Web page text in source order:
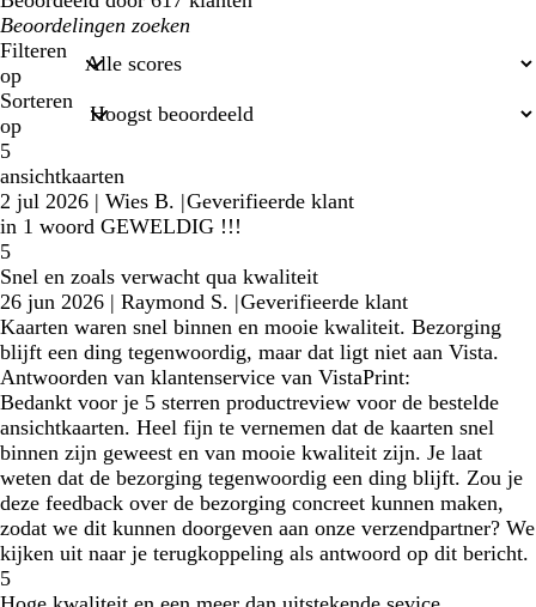
Mijn
zoekopdrachten
Filteren
op
Sorteren
op
5
ansichtkaarten
2 jul 2026 | Wies B. |Geverifieerde klant
in 1 woord GEWELDIG !!!
5
Snel en zoals verwacht qua kwaliteit
26 jun 2026 | Raymond S. |Geverifieerde klant
Kaarten waren snel binnen en mooie kwaliteit. Bezorging
blijft een ding tegenwoordig, maar dat ligt niet aan Vista.
Antwoorden van klantenservice van VistaPrint:
Bedankt voor je 5 sterren productreview voor de bestelde
ansichtkaarten. Heel fijn te vernemen dat de kaarten snel
binnen zijn geweest en van mooie kwaliteit zijn. Je laat
weten dat de bezorging tegenwoordig een ding blijft. Zou je
deze feedback over de bezorging concreet kunnen maken,
zodat we dit kunnen doorgeven aan onze verzendpartner? We
kijken uit naar je terugkoppeling als antwoord op dit bericht.
5